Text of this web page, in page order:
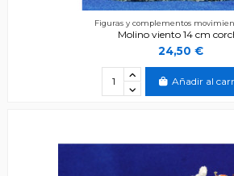
Figuras y complementos
Molino viento 14 cm
24,50 €
Añadir al